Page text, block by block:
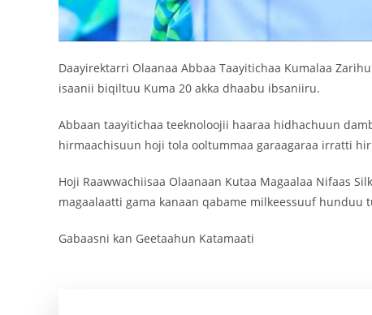
Daayirektarri Olaanaa Abbaa Taayitichaa Kumalaa
isaanii biqiltuu Kuma 20 akka dhaabu ibsaniiru.
Abbaan taayitichaa teeknoloojii haaraa hidhachuun
hirmaachisuun hoji tola ooltummaa garaagaraa irratti
Hoji Raawwachiisaa Olaanaan Kutaa Magaalaa Nifaas
magaalaatti gama kanaan qabame milkeessuuf hunduu
Gabaasni kan Geetaahun Katamaati